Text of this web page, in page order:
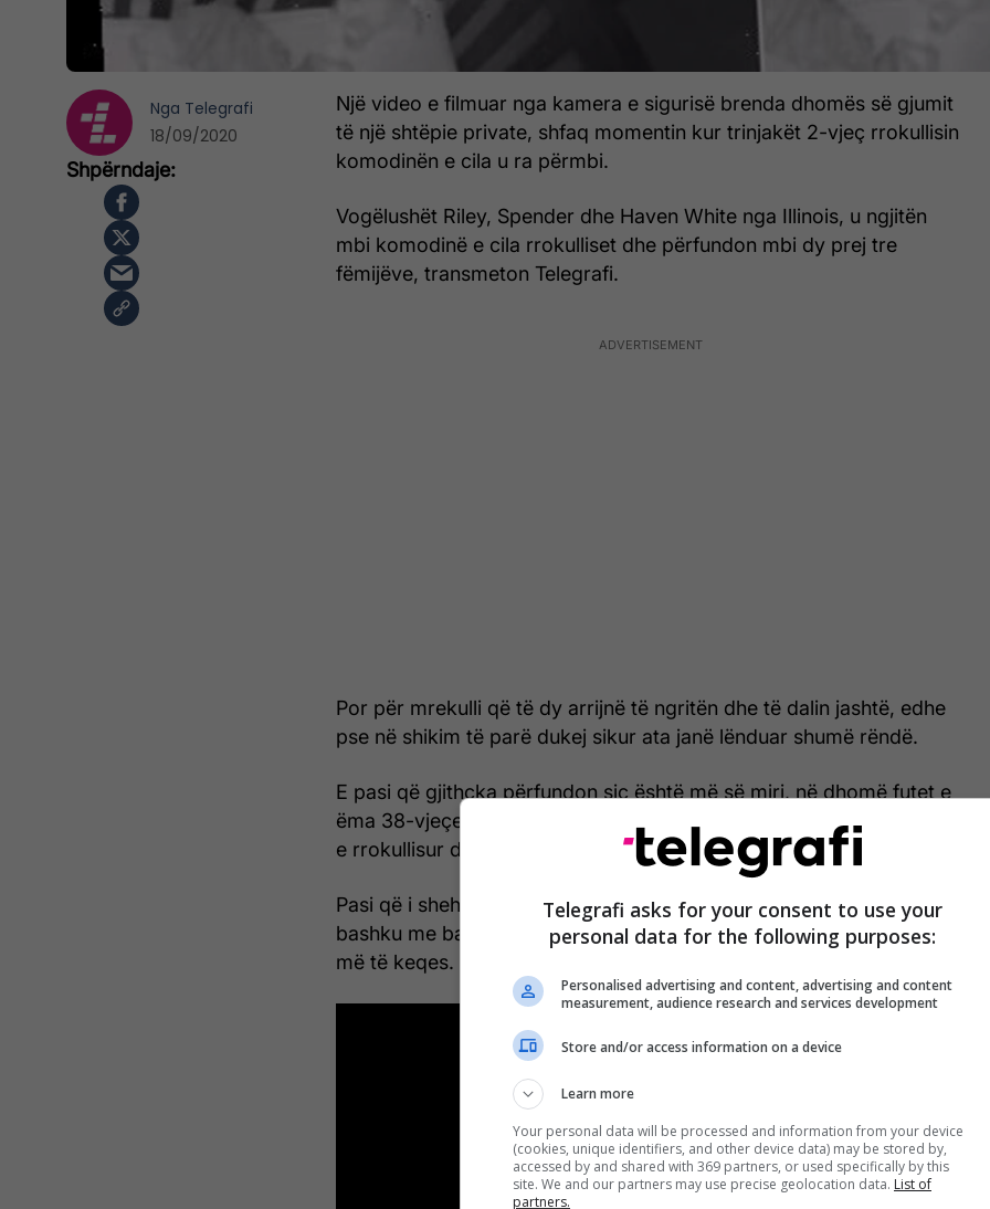
Një video e filmuar nga kamera e sigurisë brenda dhomës së gjumit
të një shtëpie private, shfaq momentin kur trinjakët 2-vjeç rrokullisin
komodinën e cila u ra përmbi.
Vogëlushët Riley, Spender dhe Haven White nga Illinois, u ngjitën
mbi komodinë e cila rrokulliset dhe përfundon mbi dy prej tre
fëmijëve, transmeton Telegrafi.
Por për mrekulli që të dy arrijnë të ngritën dhe të dalin jashtë, edhe
pse në shikim të parë dukej sikur ata janë lënduar shumë rëndë.
E pasi që gjithçka përfundon siç është më së miri, në dhomë futet e
ëma 38-vjeçe Roxanne, e cila has në skenën kaotike me komodinën
e rrokullisur duke mos ditur se çfarë në të vërtetë kishte ndodhur.
Pasi që i sheh pamjet që janë regjistruar nga kamerat habitet së
bashku me bashkëshortin Hank, se si trinjakët e tyre i kanë shpëtuar
më të keqes. /Telegrafi/
Nga Telegrafi
18/09/2020
Telegrafi asks for your consent to use your
personal data for the following purposes:
Personalised advertising and content, advertising and content
measurement, audience research and services development
Store and/or access information on a device
Learn more
Your personal data will be processed and information from your device
(cookies, unique identifiers, and other device data) may be stored by,
accessed by and shared with 369 partners, or used specifically by this
site. We and our partners may use precise geolocation data. List of
partners.